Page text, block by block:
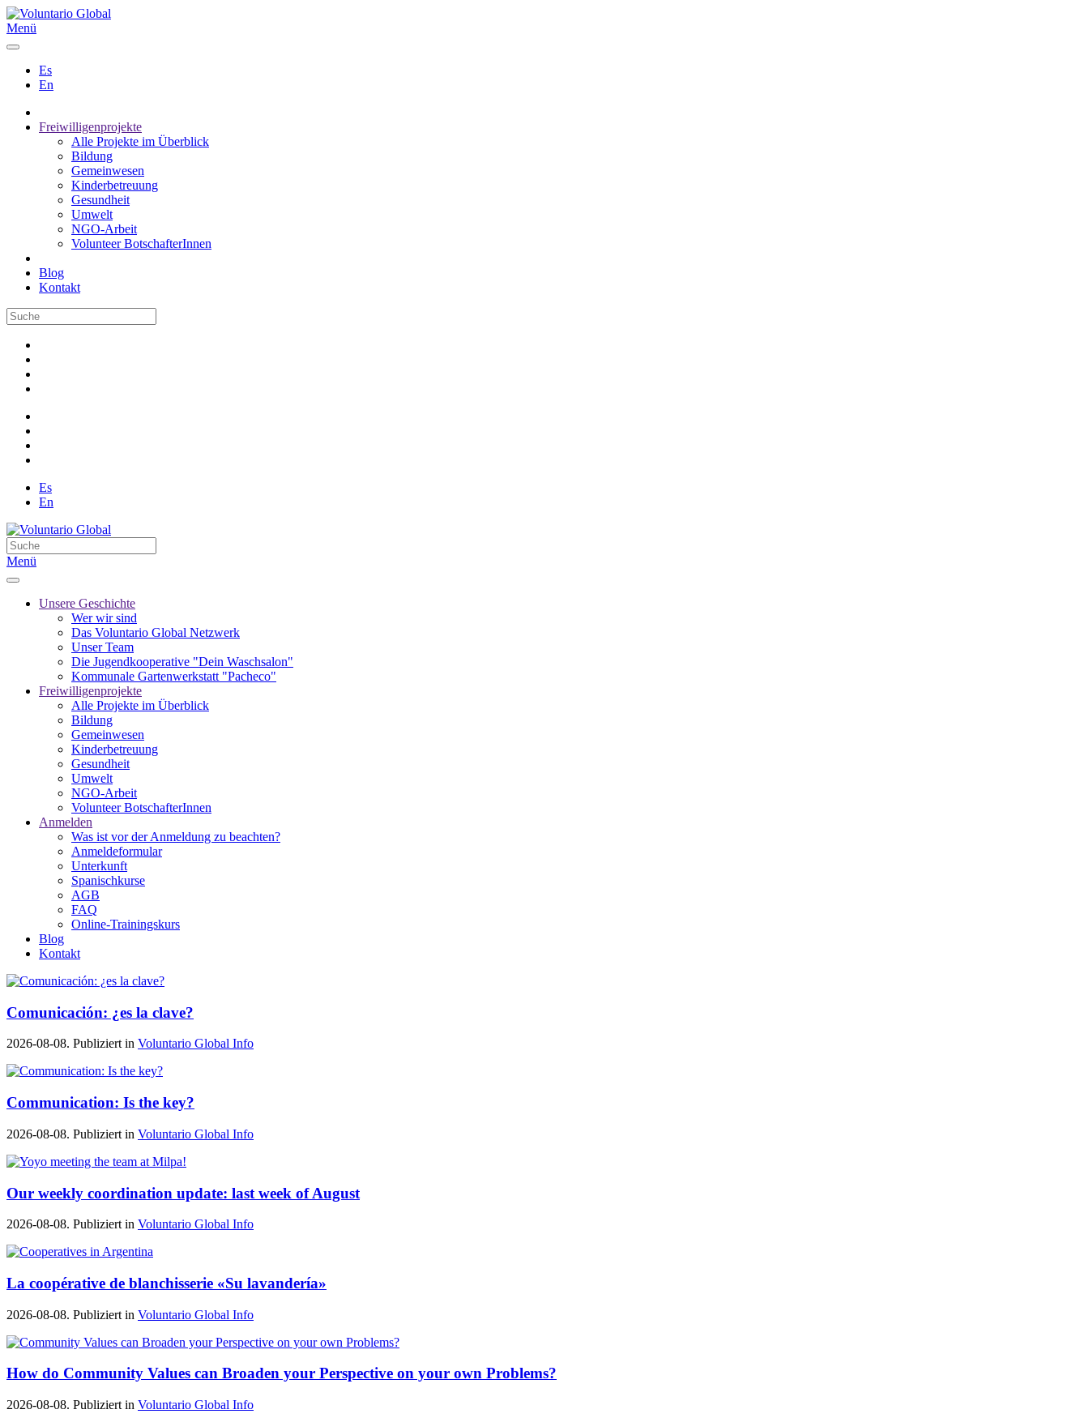
Menü
Es
En
Freiwilligenprojekte
Alle Projekte im Überblick
Bildung
Gemeinwesen
Kinderbetreuung
Gesundheit
Umwelt
NGO-Arbeit
Volunteer BotschafterInnen
Blog
Kontakt
Es
En
Menü
Unsere Geschichte
Wer wir sind
Das Voluntario Global Netzwerk
Unser Team
Die Jugendkooperative "Dein Waschsalon"
Kommunale Gartenwerkstatt "Pacheco"
Freiwilligenprojekte
Alle Projekte im Überblick
Bildung
Gemeinwesen
Kinderbetreuung
Gesundheit
Umwelt
NGO-Arbeit
Volunteer BotschafterInnen
Anmelden
Was ist vor der Anmeldung zu beachten?
Anmeldeformular
Unterkunft
Spanischkurse
AGB
FAQ
Online-Trainingskurs
Blog
Kontakt
Comunicación: ¿es la clave?
2026-08-08. Publiziert in Voluntario Global Info
Communication: Is the key?
2026-08-08. Publiziert in Voluntario Global Info
Our weekly coordination update: last week of August
2026-08-08. Publiziert in Voluntario Global Info
La coopérative de blanchisserie «Su lavandería»
2026-08-08. Publiziert in Voluntario Global Info
How do Community Values can Broaden your Perspective on your own Problems?
2026-08-08. Publiziert in Voluntario Global Info